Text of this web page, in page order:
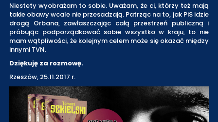
Niestety wyobrażam to sobie. Uważam, że ci, którzy też mają
takie obawy wcale nie przesadzają. Patrząc na to, jak PiS idzie
drogą Orbana, zawłaszczając całą przestrzeń publiczną i
próbując podporządkować sobie wszystko w kraju, to nie
mam wątpliwości, że kolejnym celem może się okazać między
innymi TVN.
Dziękuję za rozmowę.
Rzeszów, 25.11.2017 r.